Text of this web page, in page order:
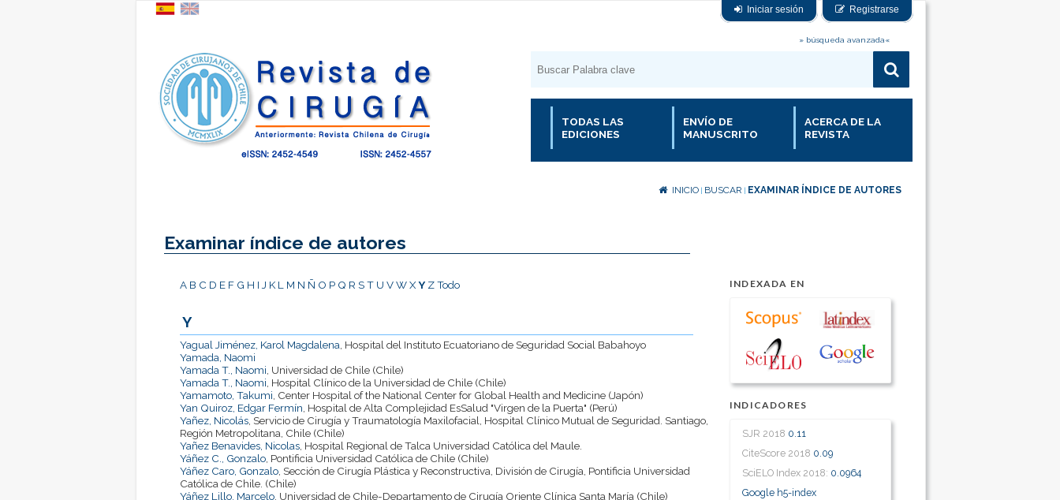
Iniciar sesión Registrarse
» búsqueda avanzada«
TODAS LAS
EDICIONES
ENVÍO DE
MANUSCRITO
ACERCA DE LA
REVISTA
INICIO BUSCAR EXAMINAR ÍNDICE DE AUTORES
INDEXADA EN
INDICADORES
SJR 2018 0.11
CiteScore 2018 0.09
SciELO Index 2018: 0.0964
Google h5-index
Examinar índice de autores
A B C D E F G H I J K L M N Ñ O P Q R ST U VWXY ZTodo
Y
Yagual Jiménez, Karol Magdalena, Hospital del Instituto Ecuatoriano de Seguridad Social Babahoyo
Yamada, Naomi
Yamada T., Naomi, Universidad de Chile (Chile)
Yamada T., Naomi, Hospital Clínico de la Universidad de Chile (Chile)
Yamamoto, Takumi, Center Hospital of the National Center for Global Health and Medicine (Japón)
Yan Quiroz, Edgar Fermín, Hospital de Alta Complejidad EsSalud "Virgen de la Puerta" (Perú)
Yañez, Nicolás, Servicio de Cirugía y Traumatología Maxilofacial, Hospital Clínico Mutual de Seguridad. Santiago,
Región Metropolitana, Chile (Chile)
Yañez Benavides, Nicolas, Hospital Regional de Talca Universidad Católica del Maule.
Yáñez C., Gonzalo, Pontificia Universidad Católica de Chile (Chile)
Yáñez Caro, Gonzalo, Sección de Cirugía Plástica y Reconstructiva, División de Cirugía, Pontificia Universidad
Católica de Chile. (Chile)
Yáñez Lillo, Marcelo, Universidad de Chile-Departamento de Cirugía Oriente Clínica Santa María (Chile)